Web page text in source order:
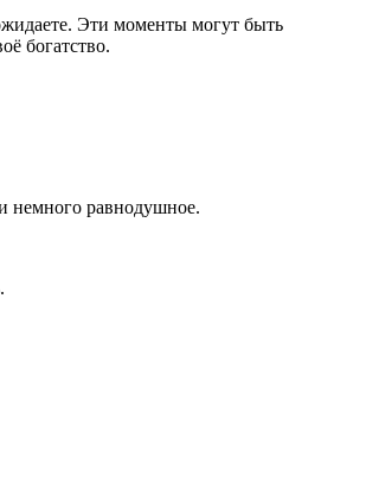
Эти моменты могут быть
богатство.
немного равнодушное.